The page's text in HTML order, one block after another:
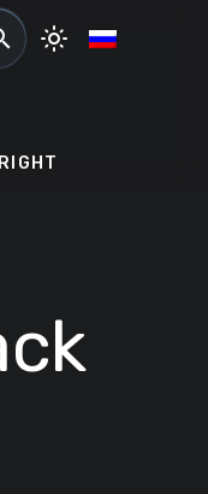
light_mode